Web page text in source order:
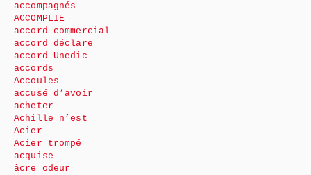
accompagnés
ACCOMPLIE
accord commercial
accord déclare
accord Unedic
accords
Accoules
accusé d’avoir
acheter
Achille n’est
Acier
Acier trompé
acquise
âcre odeur